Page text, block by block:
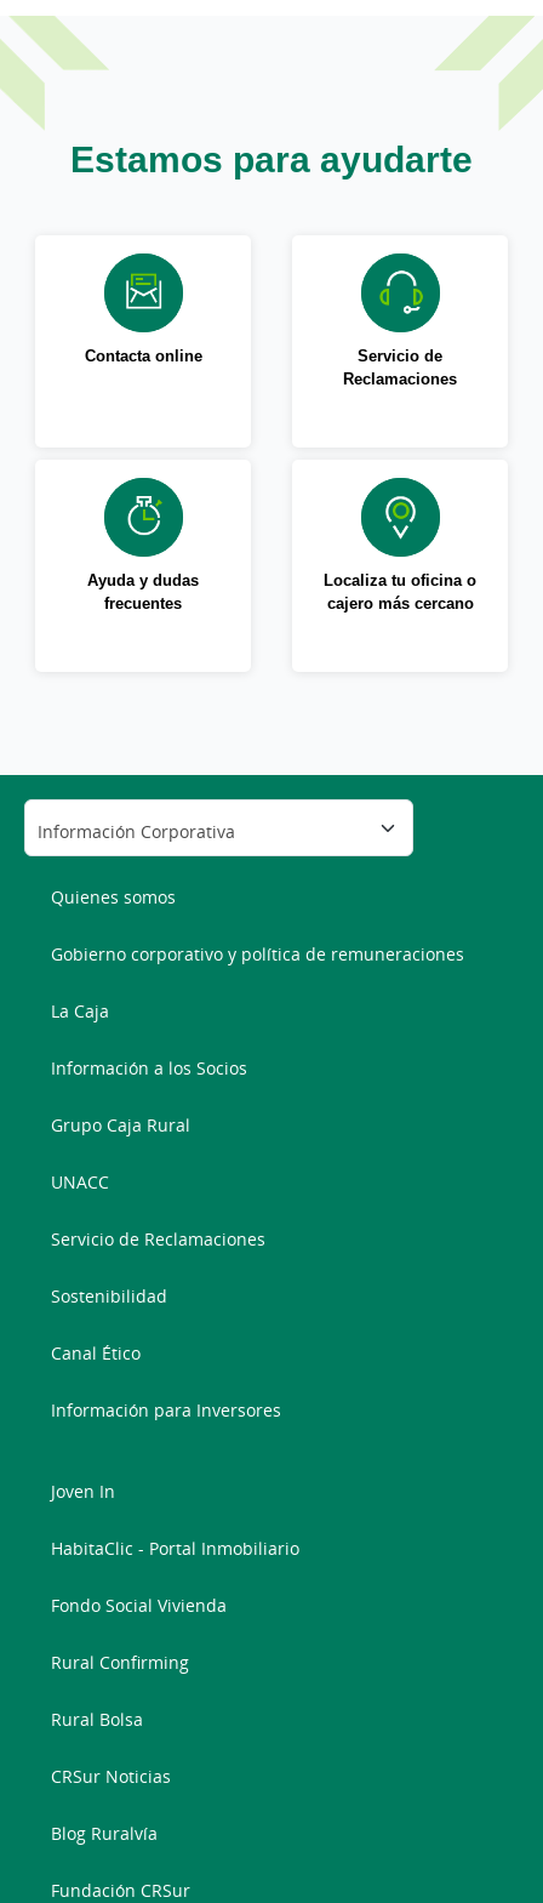
Estamos para ayudarte
Contacta online
Servicio de
Reclamaciones
Ayuda y dudas
frecuentes
Localiza tu oficina o
cajero más cercano
Quienes somos
Gobierno corporativo y política de remuneraciones
La Caja
Información a los Socios
Grupo Caja Rural
UNACC
Servicio de Reclamaciones
Sostenibilidad
Canal Ético
Información para Inversores
Joven In
HabitaClic - Portal Inmobiliario
Fondo Social Vivienda
Rural Confirming
Rural Bolsa
CRSur Noticias
Blog Ruralvía
Fundación CRSur